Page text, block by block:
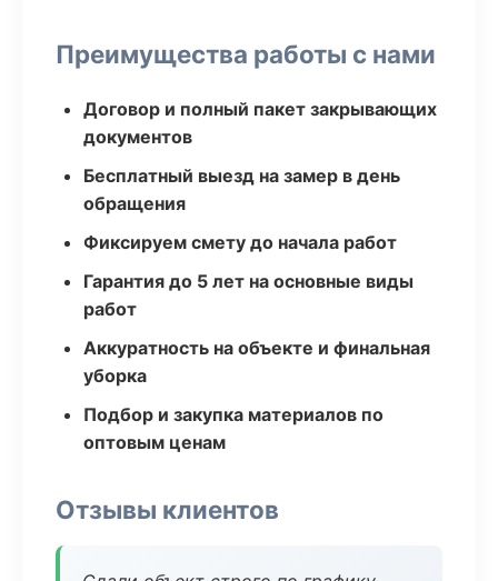
Преимущества работы с нами
Договор и полный пакет закрывающих
документов
Бесплатный выезд на замер в день
обращения
Фиксируем смету до начала работ
Гарантия до 5 лет на основные виды
работ
Аккуратность на объекте и финальная
уборка
Подбор и закупка материалов по
оптовым ценам
Отзывы клиентов